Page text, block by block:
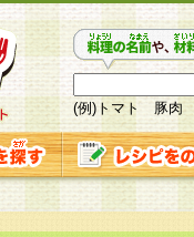
(例)トマト 豚肉